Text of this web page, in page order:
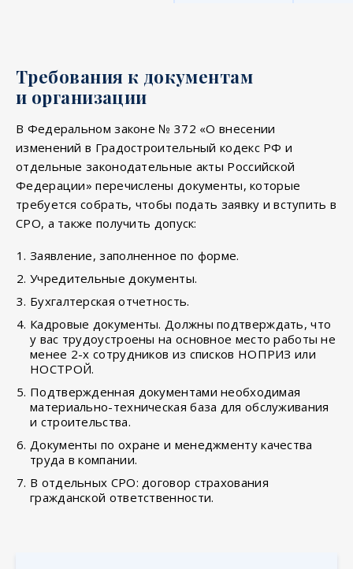
Требования к документам
и организации
В Федеральном законе № 372 «О внесении
изменений в Градостроительный кодекс РФ и
отдельные законодательные акты Российской
Федерации» перечислены документы, которые
требуется собрать, чтобы подать заявку и вступить в
СРО, а также получить допуск:
Заявление, заполненное по форме.
Учредительные документы.
Бухгалтерская отчетность.
Кадровые документы. Должны подтверждать, что
у вас трудоустроены на основное место работы не
менее 2-х сотрудников из списков НОПРИЗ или
НОСТРОЙ.
Подтвержденная документами необходимая
материально-техническая база для обслуживания
и строительства.
Документы по охране и менеджменту качества
труда в компании.
В отдельных СРО: договор страхования
гражданской ответственности.